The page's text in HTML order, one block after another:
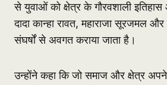
से युवाओं को क्षेत्र के गौरवशाली
दादा कान्हा रावत, महाराजा सूरजमल
संघर्षों से अवगत कराया जाता है।
उन्होंने कहा कि जो समाज और क्षेत्र